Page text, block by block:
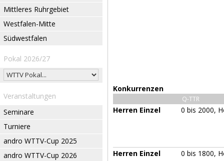
Mittleres Ruhrgebiet
Westfalen-Mitte
Südwestfalen
Pokal 2026/27
Veranstaltungen
Seminare
Turniere
andro WTTV-Cup 2025
andro WTTV-Cup 2026
Konkurrenzen
Q-TTR
Herren Einzel 0 bis 2000,
Herren Einzel 0 bis 1800,